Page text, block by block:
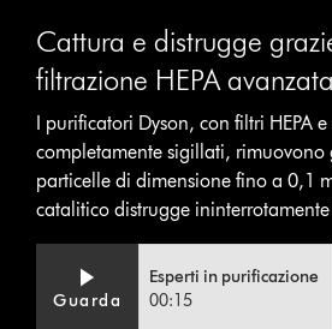
Cattura e distrugge
filtrazione HEPA avanzata
I purificatori Dyson, con filtri HEPA
completamente sigillati, rimuovono
particelle di dimensione fino a 0,1
catalitico distrugge
Guarda
Esperti in purificazione
00:15